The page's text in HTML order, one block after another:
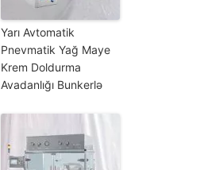
Yarı Avtomatik
Pnevmatik Yağ Maye
Krem Doldurma
Avadanlığı Bunkerlə